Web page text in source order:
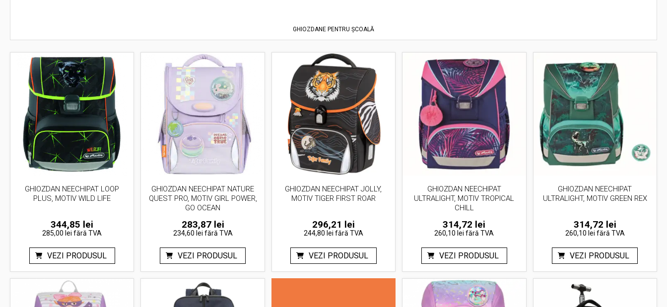
GHIOZDANE PENTRU ȘCOALĂ
GHIOZDAN NEECHIPAT LOOP
PLUS, MOTIV WILD LIFE
344,85 lei
285,00 leifără TVA
VEZI PRODUSUL
GHIOZDAN NEECHIPAT NATURE
QUEST PRO, MOTIV GIRL POWER,
GO OCEAN
283,87 lei
234,60 lei fără TVA
VEZI PRODUSUL
GHIOZDAN NEECHIPAT JOLLY,
MOTIV TIGER FIRST ROAR
296,21 lei
244,80 lei fără TVA
VEZI PRODUSUL
GHIOZDAN NEECHIPAT
ULTRALIGHT, MOTIV TROPICAL
CHILL
314,72 lei
260,10 leifără TVA
VEZI PRODUSUL
GHIOZDAN NEECHIPAT
ULTRALIGHT, MOTIV GREEN REX
314,72 lei
260,10 lei fără TVA
VEZI PRODUSUL